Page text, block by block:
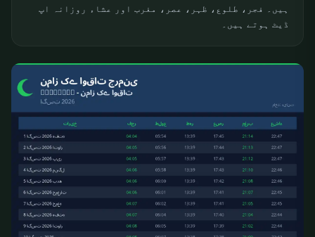
ہیں۔ فجر، طلوع، ظہر، عصر، مغرب اور عشاء روزانہ اپ
ڈیٹ ہوتے ہیں۔